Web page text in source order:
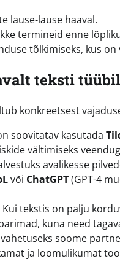
lause-lause haaval.
termineid enne
tõlkimiseks, kus
teksti
konkreetsest
soovitatav kasutada
vältimiseks
avalikesse
või ChatGPT(GPT-4
Kui tekstis on palju
kuna need
soome
ja loomulikumat